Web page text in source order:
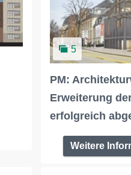
5
PM:
Erweiterung
erfolgreich
Weitere